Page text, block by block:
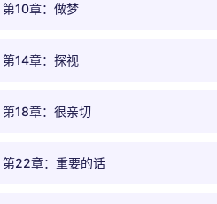
第10章：做梦
第14章：探视
第18章：很亲切
第22章：重要的话